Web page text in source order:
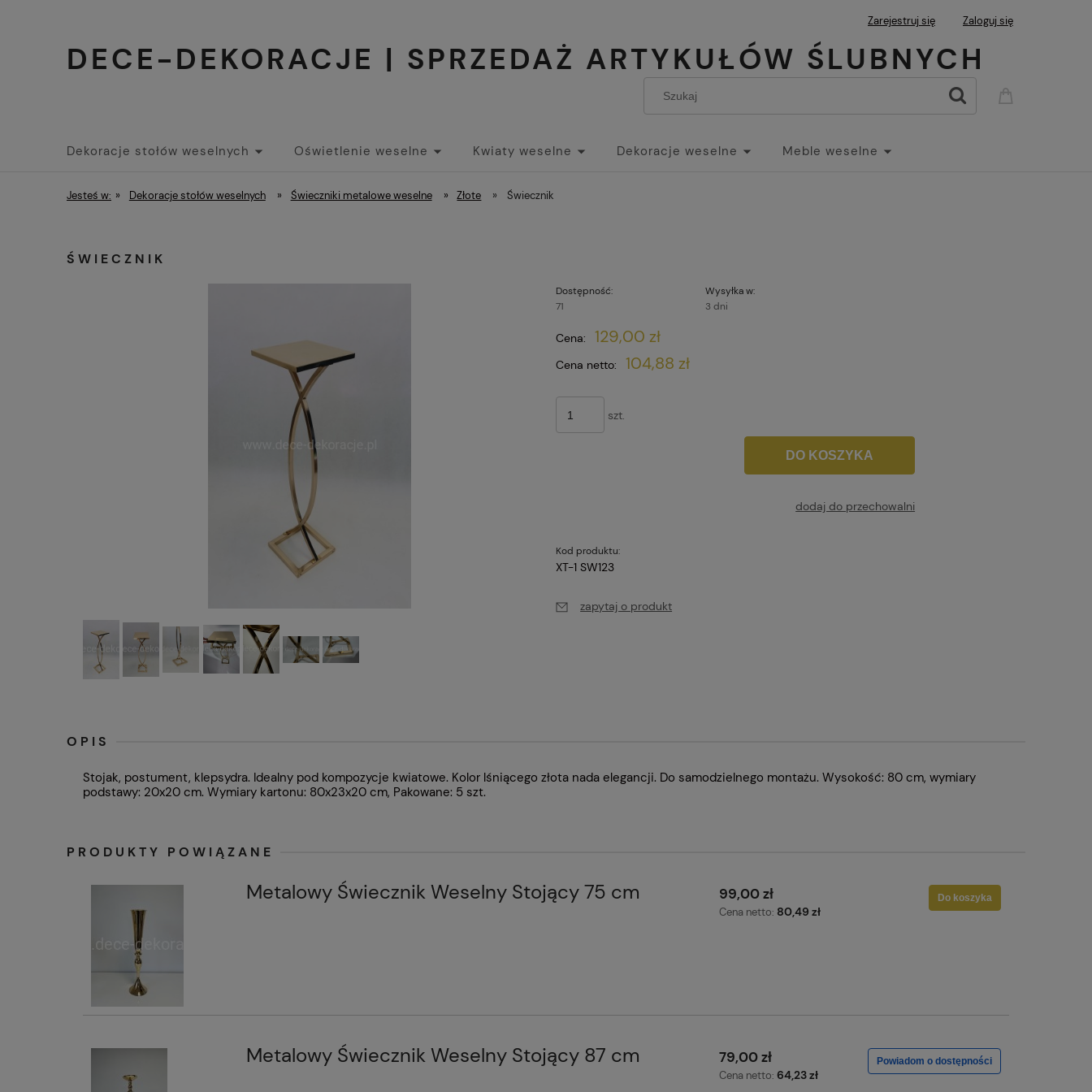
Zarejestruj się Zaloguj się
DECE-DEKORACJE | SPRZEDAŻ ARTYKUŁÓW ŚLUBNYCH
Dekoracje stołów weselnych Oświetlenie weselne Kwiaty weselne Dekoracje weselne Meble weselne
Pozostałe Promocje O nas Nowości Realizacje Kontakt
Jesteś w: » Dekoracje stołów weselnych » Świeczniki metalowe weselne » Złote » Świecznik
ŚWIECZNIK
Dostępność:
71
Wysyłka w:
3 dni
Cena: 129,00 zł
Cena netto: 104,88 zł
szt.
DO KOSZYKA
dodaj do przechowalni
Kod produktu:
XT-1 SW123
zapytaj o produkt
OPIS
Stojak, postument, klepsydra. Idealny pod kompozycje kwiatowe. Kolor lśniącego złota nada elegancji. Do samodzielnego montażu. Wysokość: 80 cm, wymiary
podstawy: 20x20 cm. Wymiary kartonu: 80x23x20 cm, Pakowane: 5 szt.
PRODUKTY POWIĄZANE
Metalowy Świecznik Weselny Stojący 75 cm 99,00 zł
Cena netto: 80,49 zł
Do koszyka
Metalowy Świecznik Weselny Stojący 87 cm 79,00 zł
Cena netto: 64,23 zł
Powiadom o dostępności